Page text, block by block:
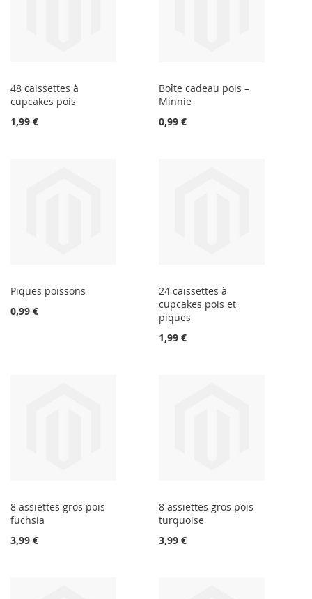
48 caissettes à
cupcakes pois
1,99 €
Boîte cadeau pois –
Minnie
0,99 €
Piques poissons
0,99 €
24 caissettes à
cupcakes pois et
piques
1,99 €
8 assiettes gros pois
fuchsia
3,99 €
8 assiettes gros pois
turquoise
3,99 €